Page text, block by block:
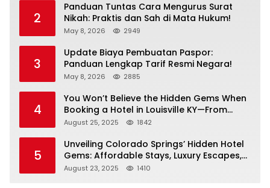
2
Panduan Tuntas Cara Mengurus Surat
Nikah: Praktis dan Sah di Mata Hukum!
May 8, 2026 2949
3
Update Biaya Pembuatan Paspor:
Panduan Lengkap Tarif Resmi Negara!
May 8, 2026 2885
4
You Won’t Believe the Hidden Gems When
Booking a Hotel in Louisville KY—From
Cheap to Luxe!
August 25, 2025 1842
5
Unveiling Colorado Springs’ Hidden Hotel
Gems: Affordable Stays, Luxury Escapes,
and Everything In Between!
August 23, 2025 1410